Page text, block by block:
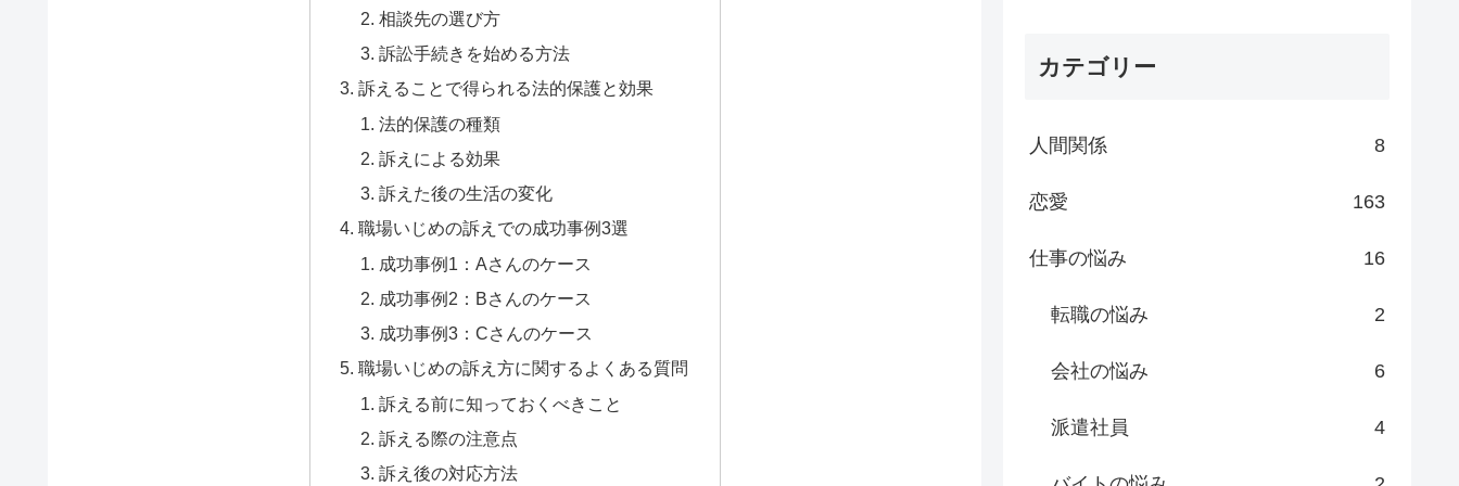
相談先の選び方
訴訟手続きを始める方法
訴えることで得られる法的保護と効果
法的保護の種類
訴えによる効果
訴えた後の生活の変化
職場いじめの訴えでの成功事例3選
成功事例1：Aさんのケース
成功事例2：Bさんのケース
成功事例3：Cさんのケース
職場いじめの訴え方に関するよくある質問
訴える前に知っておくべきこと
訴える際の注意点
訴え後の対応方法
カテゴリー
人間関係 8
恋愛 163
仕事の悩み 16
転職の悩み 2
会社の悩み 6
派遣社員 4